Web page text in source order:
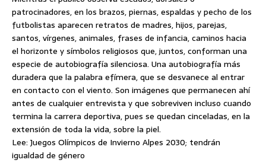
patrocinadores, en los brazos, piernas, espaldas y pecho de los
futbolistas aparecen retratos de madres, hijos, parejas,
santos, vírgenes, animales, frases de infancia, caminos hacia
el horizonte y símbolos religiosos que, juntos, conforman una
especie de autobiografía silenciosa. Una autobiografía más
duradera que la palabra efímera, que se desvanece al entrar
en contacto con el viento. Son imágenes que permanecen ahí
antes de cualquier entrevista y que sobreviven incluso cuando
termina la carrera deportiva, pues se quedan cinceladas, en la
extensión de toda la vida, sobre la piel.
Lee: Juegos Olímpicos de Invierno Alpes 2030; tendrán
igualdad de género